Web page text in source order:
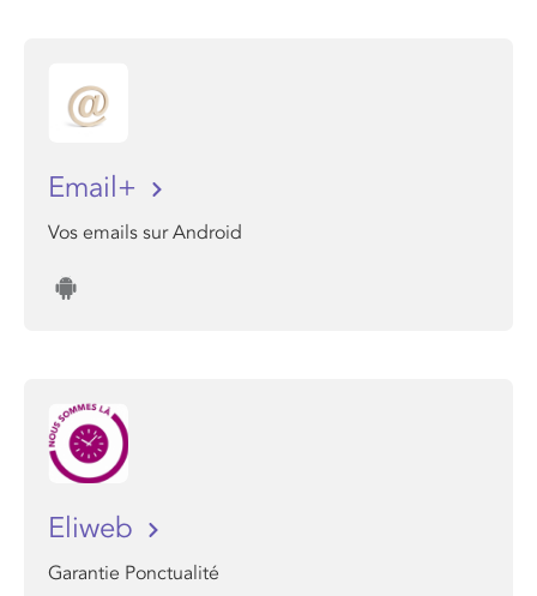
Email+
Vos emails sur Android
Eliweb
Garantie Ponctualité